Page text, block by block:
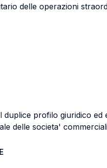
delle operazioni
profilo giuridico
delle societa'